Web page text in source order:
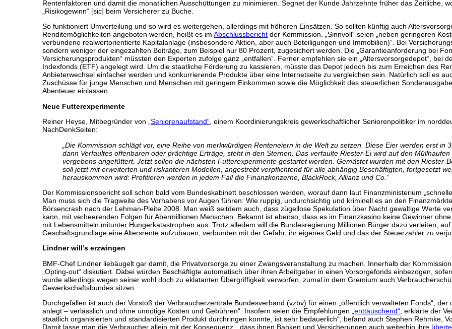
Rentenfaktoren und damit die monatlichen Ausschüttungen zu minimieren. Segnet der Kunde Jahrzehnte früher das Zeitliche,
„Risikogewinn“ [sic] beim Versicherer zu Buche.
So funktioniert Umverteilung und so wird es weitergehen, allerdings mit höheren Einsätzen. So sollten künftig auch
Renditemöglichkeiten angeboten werden, heißt es imAbschlussbericht der Kommission. „Sinnvoll“ seien „neben geringeren
verbundene realwertorientierte Kapitalanlage (insbesondere Aktien, aber auch Beteiligungen und Immobilien)“. Bei
sondern weniger der eingezahlten Beiträge, zum Beispiel nur 80 Prozent, zugesichert werden. Die „Garantieanforderung bei
Versicherungsprodukten“ müssten den Experten zufolge ganz „entfallen“. Ferner empfehlen sie ein „Altersvorsorgedepot“, bei
Indexfonds (ETF) angelegt wird. Um die staatliche Förderung zu kassieren, müsste das Depot jedoch bis zum Erreichen des
Anbieterwechsel einfacher werden und konkurrierende Produkte über eine Internetseite zu vergleichen sein. Natürlich soll es
Zuschüsse für junge Menschen und Menschen mit geringem Einkommen sowie die Möglichkeit des steuerlichen
Abenteuer einlassen.
Neue Futterexperimente
Reiner Heyse, Mitbegründer von„Seniorenaufstand“, einem Koordinierungskreis gewerkschaftlicher Seniorenpolitiker im
NachDenkSeiten:
„Die Kommission schlägt vor, eine Reihe von merkwürdigen Renteneiern in die Welt zu setzen. Diese Eier werden erst
dann Verfaultes offenbaren oder prächtige Erträge, steht in den Sternen. Das verfaulte Riester-Ei wird auf den
vergebens angefüttert. Jetzt sollen die nächsten Futterexperimente gestartet werden. Gemästet wurden mit den Riester-
soll jetzt mit erweiterten und riskanteren Modellen, angestrebt verpflichtend für alle abhängig Beschäftigten, fortgesetzt
herauskommen wird: Profitieren werden in jedem Fall die Finanzkonzerne, BlackRock, Allianz und Co.“
Der Kommissionsbericht soll schon bald vom Bundeskabinett beschlossen werden, worauf dann laut Finanzministerium
Man muss sich die Tragweite des Vorhabens vor Augen führen: Wie ruppig, undurchsichtig und kriminell es an den
Börsencrash nach der Lehman-Pleite 2008. Man weiß seitdem auch, dass zügellose Spekulation über Nacht gewaltige Werte
kann, mit verheerenden Folgen für Abermillionen Menschen. Bekannt ist ebenso, dass es im Finanzkasino keine Gewinner
mit Lebensmitteln mitunter Hungerkatastrophen aus. Trotz alledem will die Bundesregierung Millionen Bürger dazu verleiten,
Geschäftsgrundlage eine Altersrente aufzubauen, verbunden mit der Gefahr, ihr eigenes Geld und das der Steuerzahler zu
Lindner will’s erzwingen
BMF-Chef Lindner liebäugelt gar damit, die Privatvorsorge zu einer Zwangsveranstaltung zu machen. Innerhalb der
„Opting-out“ diskutiert. Dabei würden Beschäftigte automatisch über ihren Arbeitgeber in einen Vorsorgefonds einbezogen,
wurde allerdings wegen seiner wohl doch zu eklatanten Übergriffigkeit verworfen, zumal in dem Gremium auch
Gewerkschaftsbundes sitzen.
Durchgefallen ist auch der Vorstoß der Verbraucherzentrale Bundesverband (vzbv) für einen „öffentlich verwalteten Fonds“,
anlegt – verlässlich und ohne unnötige Kosten und Gebühren“. Insofern seien die Empfehlungen
„enttäuschend“ , erklärte der
staatlich organisierten und standardisierten Produkt durchringen konnte, ist sehr bedauerlich“, befand auch Stephen Rehmke,
Damit lasse man die Verbraucher allein mit der Konsequenz, „dass ihnen Banken und Versicherungen auch weiterhin ihre